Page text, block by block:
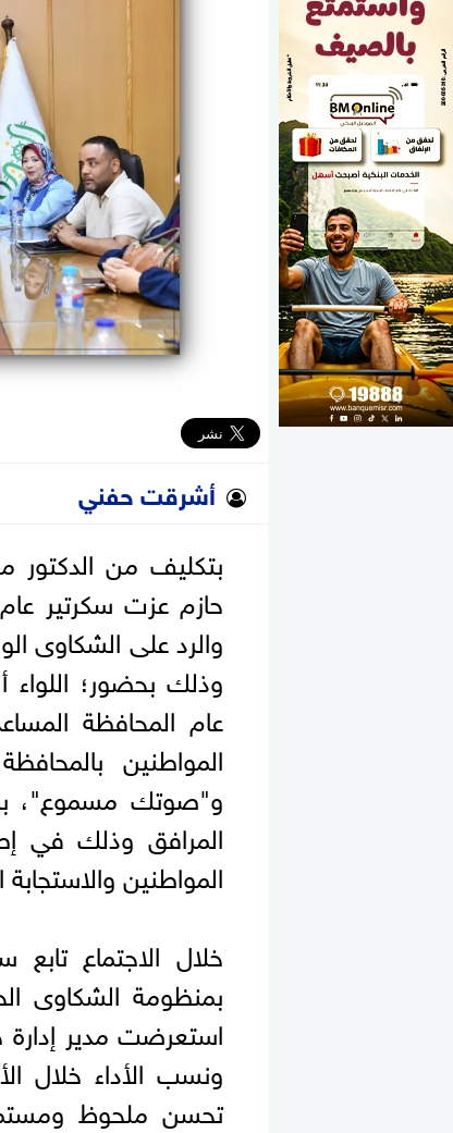
أشرقت حفني
بتكليف من الدكتور
حازم عزت سكرتير
والرد على الشكاوى
وذلك بحضور؛
عام المحافظة
المواطنين
و"صوتك مسموع"،
المرافق وذلك في
المواطنين
خلال الاجتماع تابع
استعرضت مدير
ونسب الأداء خلال
تحسن ملحوظ